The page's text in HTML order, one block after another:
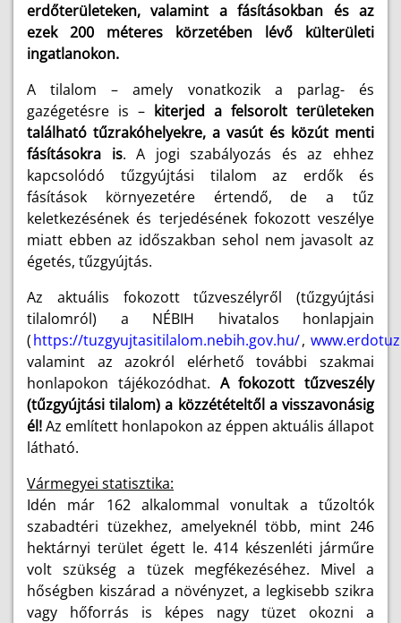
erdőterületeken, valamint a fásításokban és az
ezek 200 méteres körzetében lévő külterületi
ingatlanokon.
A tilalom – amely vonatkozik a parlag- és
gazégetésre is – kiterjed a felsorolt területeken
található tűzrakóhelyekre, a vasút és közút menti
fásításokra is. A jogi szabályozás és az ehhez
kapcsolódó tűzgyújtási tilalom az erdők és
fásítások környezetére értendő, de a tűz
keletkezésének és terjedésének fokozott veszélye
miatt ebben az időszakban sehol nem javasolt az
égetés, tűzgyújtás.
Az aktuális fokozott tűzveszélyről (tűzgyújtási
tilalomról) a NÉBIH hivatalos honlapjain
(https://tuzgyujtasitilalom.nebih.gov.hu/,
valamint az azokról elérhető további szakmai
honlapokon tájékozódhat. A fokozott tűzveszély
(tűzgyújtási tilalom) a közzétételtől a visszavonásig
él!Az említett honlapokon az éppen aktuális állapot
látható.
Vármegyei statisztika:
Idén már 162 alkalommal vonultak a tűzoltók
szabadtéri tüzekhez, amelyeknél több, mint 246
hektárnyi terület égett le. 414 készenléti járműre
volt szükség a tüzek megfékezéséhez. Mivel a
hőségben kiszárad a növényzet, a legkisebb szikra
vagy hőforrás is képes nagy tüzet okozni a